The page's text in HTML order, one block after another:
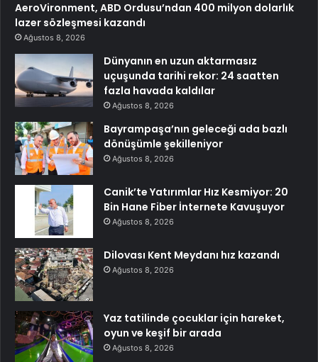
AeroVironment, ABD Ordusu’ndan 400 milyon dolarlık
lazer sözleşmesi kazandı
Ağustos 8, 2026
Dünyanın en uzun aktarmasız
uçuşunda tarihi rekor: 24 saatten
fazla havada kaldılar
Ağustos 8, 2026
Bayrampaşa’nın geleceği ada bazlı
dönüşümle şekilleniyor
Ağustos 8, 2026
Canik’te Yatırımlar Hız Kesmiyor: 20
Bin Hane Fiber İnternete Kavuşuyor
Ağustos 8, 2026
Dilovası Kent Meydanı hız kazandı
Ağustos 8, 2026
Yaz tatilinde çocuklar için hareket,
oyun ve keşif bir arada
Ağustos 8, 2026